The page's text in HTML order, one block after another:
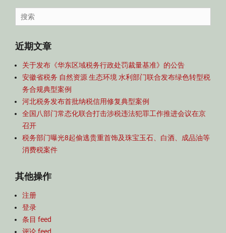
导
航
Search
for:
近期文章
关于发布《华东区域税务行政处罚裁量基准》的公告
安徽省税务 自然资源 生态环境 水利部门联合发布绿色转型税
务合规典型案例
河北税务发布首批纳税信用修复典型案例
全国八部门常态化联合打击涉税违法犯罪工作推进会议在京
召开
税务部门曝光8起偷逃贵重首饰及珠宝玉石、白酒、成品油等
消费税案件
其他操作
注册
登录
条目 feed